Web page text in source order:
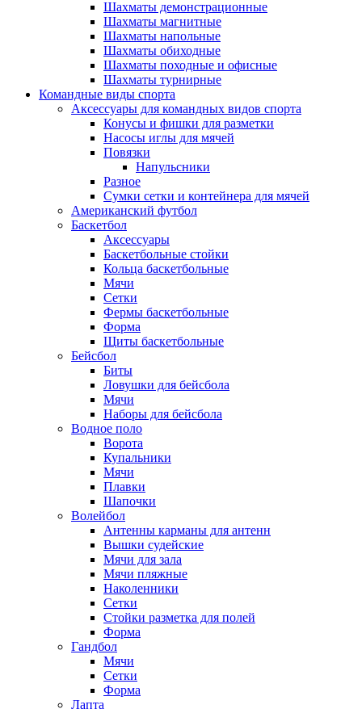
Шахматы демонстрационные
Шахматы магнитные
Шахматы напольные
Шахматы обиходные
Шахматы походные и офисные
Шахматы турнирные
Командные виды спорта
Аксессуары для командных видов спорта
Конусы и фишки для разметки
Насосы иглы для мячей
Повязки
Напульсники
Разное
Сумки сетки и контейнера для мячей
Американский футбол
Баскетбол
Аксессуары
Баскетбольные стойки
Кольца баскетбольные
Мячи
Сетки
Фермы баскетбольные
Форма
Щиты баскетбольные
Бейсбол
Биты
Ловушки для бейсбола
Мячи
Наборы для бейсбола
Водное поло
Ворота
Купальники
Мячи
Плавки
Шапочки
Волейбол
Антенны карманы для антенн
Вышки судейские
Мячи для зала
Мячи пляжные
Наколенники
Сетки
Стойки разметка для полей
Форма
Гандбол
Мячи
Сетки
Форма
Лапта